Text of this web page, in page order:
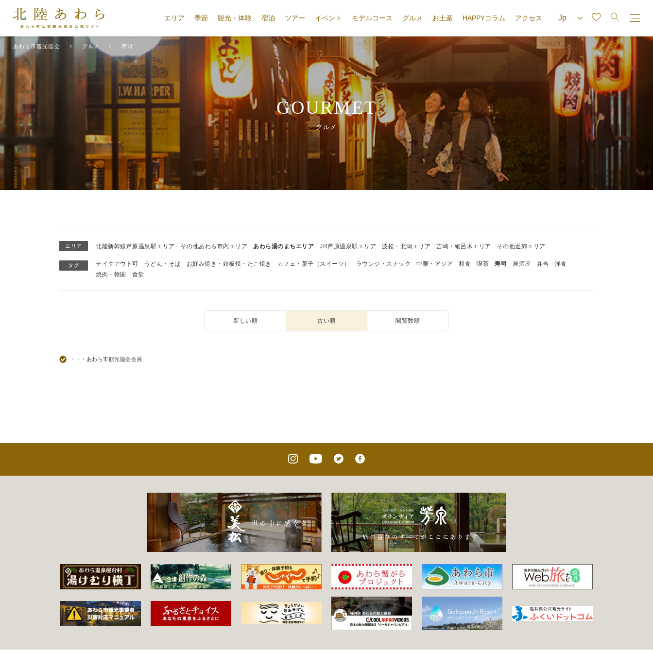
エリア 季節 観光・体験 宿泊 ツアー イベント モデルコース グルメ お土産 HAPPYコラム アクセス
あわら市観光協会 グルメ 寿司
GOURMET
グルメ
エリア 北陸新幹線芦原温泉駅エリア その他あわら市内エリア あわら湯のまちエリア JR芦原温泉駅エリア 波松・北潟エリア 吉崎・細呂木エリア その他近郊エリア
タグ テイクアウト可 うどん・そば お好み焼き・鉄板焼・たこ焼き カフェ・菓子（スイーツ） ラウンジ・スナック 中華・アジア 和食 喫茶 寿司 居酒屋 弁当
洋食
焼肉・韓国
食堂
新しい順 古い順 閲覧数順
・・・あわら市観光協会会員